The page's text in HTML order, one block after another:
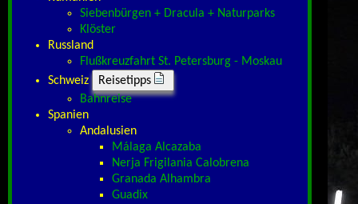
Siebenbürgen + Dracula + Naturparks
Klöster
Russland
Flußkreuzfahrt St. Petersburg - Moskau
Schweiz
Reisetipps
Bahnreise
Spanien
Andalusien
Málaga Alcazaba
Nerja Frigilania Calobrena
Granada Alhambra
Guadix